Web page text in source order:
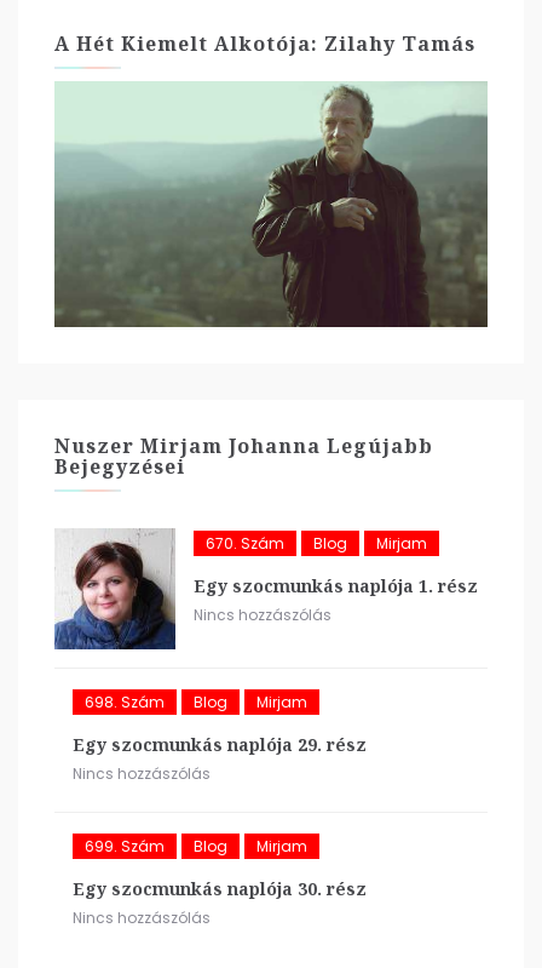
A Hét Kiemelt Alkotója: Zilahy Tamás
Nuszer Mirjam Johanna Legújabb
Bejegyzései
670. Szám Blog Mirjam
Egy szocmunkás naplója 1. rész
Nincs hozzászólás
698. Szám Blog Mirjam
Egy szocmunkás naplója 29. rész
Nincs hozzászólás
699. Szám Blog Mirjam
Egy szocmunkás naplója 30. rész
Nincs hozzászólás